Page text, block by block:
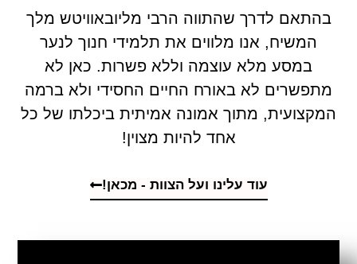
בהתאם לדרך שהתווה הרבי מליובאוויטש מלך
המשיח, אנו מלווים את תלמידי חנוך לנער
במסע מלא עוצמה וללא פשרות. כאן לא
מתפשרים לא באורח החיים החסידי ולא ברמה
המקצועית, מתוך אמונה אמיתית ביכלתו של כל
אחד להיות מצוין!
עוד עלינו ועל הצוות - מכאן!